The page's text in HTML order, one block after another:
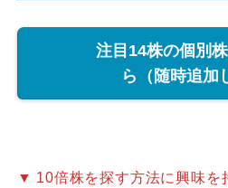
注目14株の個別
ら（随時追加
▼ 10倍株を探す方法に興味を